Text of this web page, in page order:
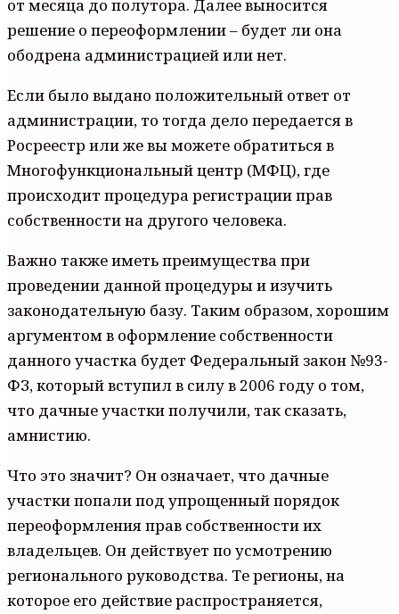
от месяца до полутора. Далее выносится
решение о переоформлении – будет ли она
ободрена администрацией или нет.
Если было выдано положительный ответ от
администрации, то тогда дело передается в
Росреестр или же вы можете обратиться в
Многофункциональный центр (МФЦ), где
происходит процедура регистрации прав
собственности на другого человека.
Важно также иметь преимущества при
проведении данной процедуры и изучить
законодательную базу. Таким образом, хорошим
аргументом в оформление собственности
данного участка будет Федеральный закон №93-
ФЗ, который вступил в силу в 2006 году о том,
что дачные участки получили, так сказать,
амнистию.
Что это значит? Он означает, что дачные
участки попали под упрощенный порядок
переоформления прав собственности их
владельцев. Он действует по усмотрению
регионального руководства. Те регионы, на
которое его действие распространяется,